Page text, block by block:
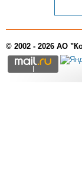
© 2002 - 2026 АО